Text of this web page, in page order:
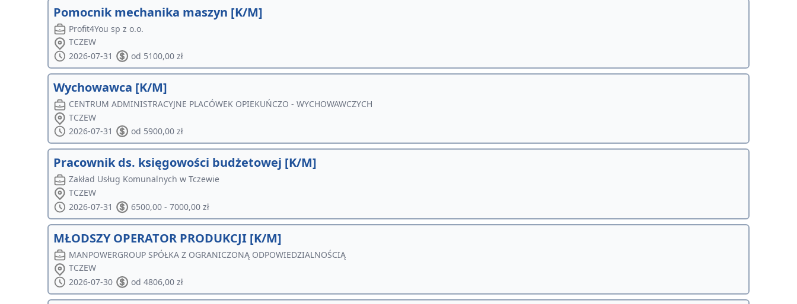
Pomocnik mechanika maszyn [K/M]
Profit4You sp z o.o.
TCZEW
2026-07-31
od 5100,00 zł
Wychowawca [K/M]
CENTRUM ADMINISTRACYJNE PLACÓWEK OPIEKUŃCZO - WYCHOWAWCZYCH
TCZEW
2026-07-31
od 5900,00 zł
Pracownik ds. księgowości budżetowej [K/M]
Zakład Usług Komunalnych w Tczewie
TCZEW
2026-07-31
6500,00 - 7000,00 zł
MŁODSZY OPERATOR PRODUKCJI [K/M]
MANPOWERGROUP SPÓŁKA Z OGRANICZONĄ ODPOWIEDZIALNOŚCIĄ
TCZEW
2026-07-30
od 4806,00 zł